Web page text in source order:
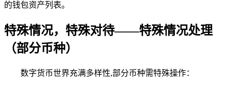
的钱包资产列表。
特殊情况，特殊对待——特殊情况处理
（部分币种）
数字货币世界充满多样性,部分币种需特殊操作：